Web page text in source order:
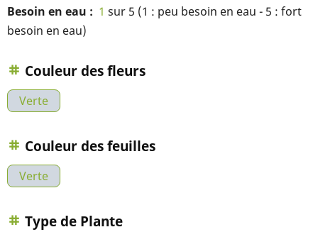
Besoin en eau 1 sur 5 (1 : peu besoin en eau - 5 : fort
besoin en eau)
Couleur des fleurs
Verte
Couleur des feuilles
Verte
Type de Plante